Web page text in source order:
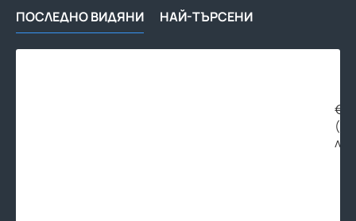
ПОСЛЕДНО ВИДЯНИ НАЙ-ТЪРСЕНИ
87°
лв.)